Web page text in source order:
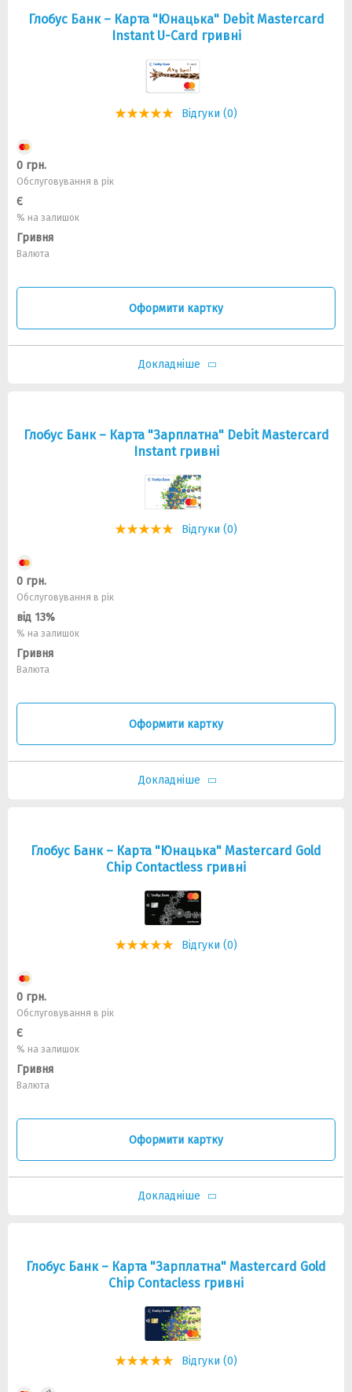
Глобус Банк – Карта "Юнацька" Debit Mastercard
Instant U-Card гривні
Відгуки (0)
0 грн.
Обслуговування в рік
Є
% на залишок
Гривня
Валюта
Оформити картку
Докладніше
Глобус Банк – Карта "Зарплатна" Debit Mastercard
Instant гривні
Відгуки (0)
0 грн.
Обслуговування в рік
від 13%
% на залишок
Гривня
Валюта
Оформити картку
Докладніше
Глобус Банк – Карта "Юнацька" Mastercard Gold
Chip Contactless гривні
Відгуки (0)
0 грн.
Обслуговування в рік
Є
% на залишок
Гривня
Валюта
Оформити картку
Докладніше
Глобус Банк – Карта "Зарплатна" Mastercard Gold
Chip Contacless гривні
Відгуки (0)